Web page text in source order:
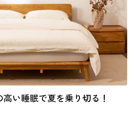
い睡眠で夏を乗り切る！